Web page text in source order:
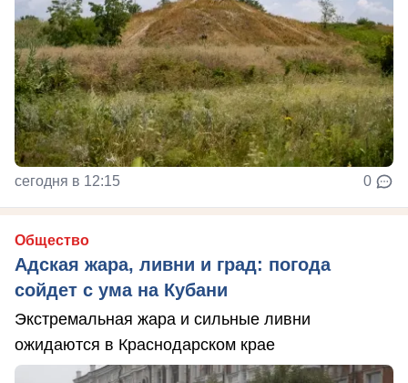
сегодня в 12:15 0
Общество
Адская жара, ливни и град: погода
сойдет с ума на Кубани
Экстремальная жара и сильные ливни
ожидаются в Краснодарском крае